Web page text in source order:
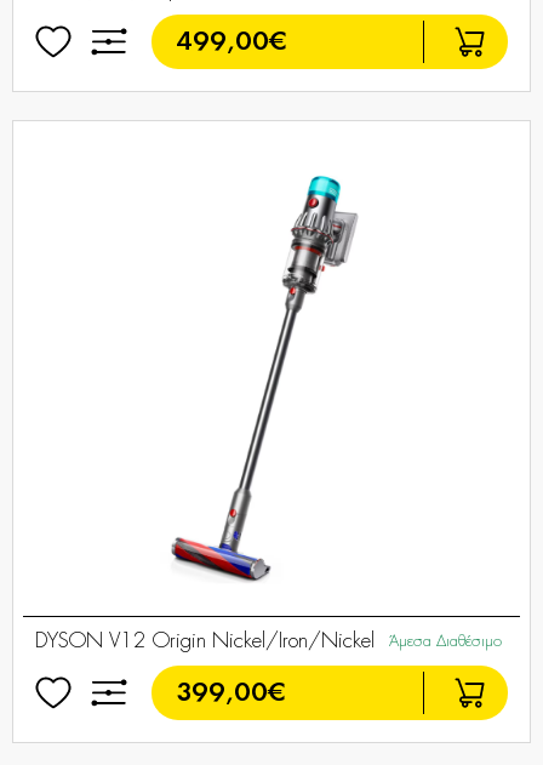
499,00€
DYSON V12 Origin Nickel/Iron/Nickel Άμεσα Διαθέσιμο
399,00€